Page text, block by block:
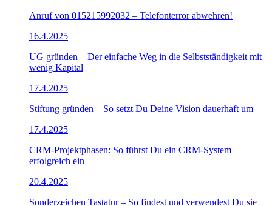
Anruf von 015215992032 – Telefonterror abwehren!
16.4.2025
UG gründen – Der einfache Weg in die Selbstständigkeit mit
wenig Kapital
17.4.2025
Stiftung gründen – So setzt Du Deine Vision dauerhaft um
17.4.2025
CRM-Projektphasen: So führst Du ein CRM-System
erfolgreich ein
20.4.2025
Sonderzeichen Tastatur – So findest und verwendest Du sie